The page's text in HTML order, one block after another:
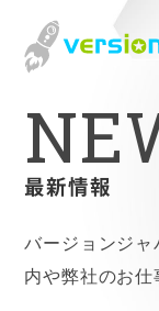
NE
最新情報
バージョンジ
内や弊社のお仕